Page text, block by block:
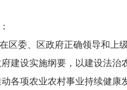
区委、区政府正确领导和上
建设实施纲要，以建设法
各项农业农村事业持续健